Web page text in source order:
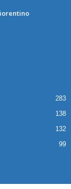
283
138
132
99